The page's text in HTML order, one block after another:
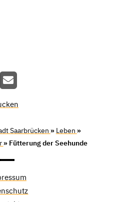
Saarbrücken » Leben »
» Fütterung der Seehunde